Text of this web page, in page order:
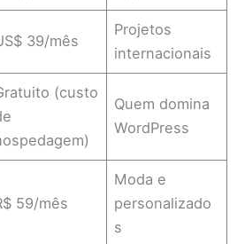
39/mês
Projetos
internacionais
(custo
Quem domina
WordPress
59/mês
Moda e
personalizado
s